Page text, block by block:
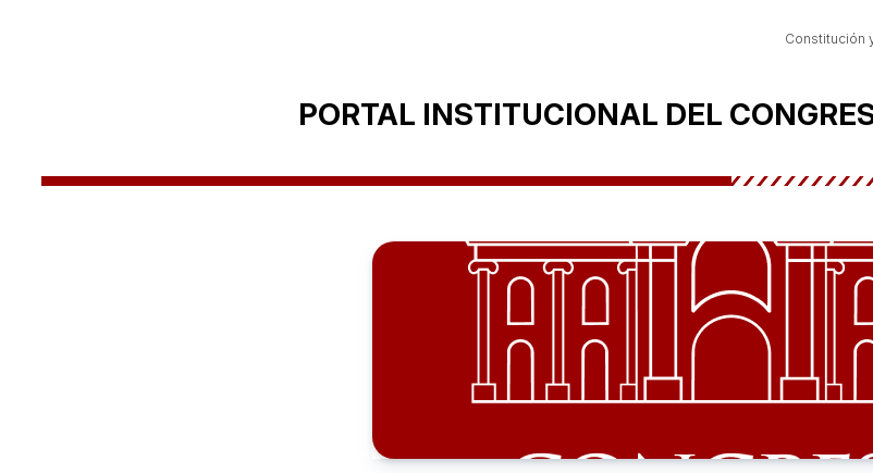
Constitución
PORTAL INSTITUCIONAL DEL